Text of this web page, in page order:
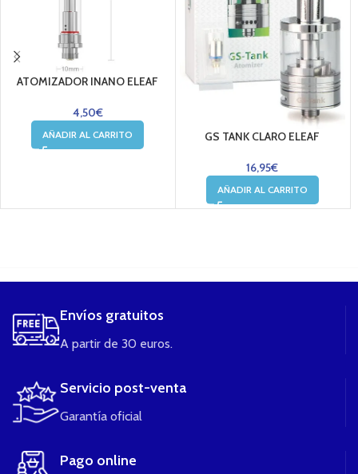
ATOMIZADOR INANO ELEAF
4,50€
AÑADIR AL CARRITO GS TANK CLARO ELEAF
16,95€
AÑADIR AL CARRITO
Envíos gratuitos
A partir de 30 euros.
Servicio post-venta
Garantía oficial
Pago online